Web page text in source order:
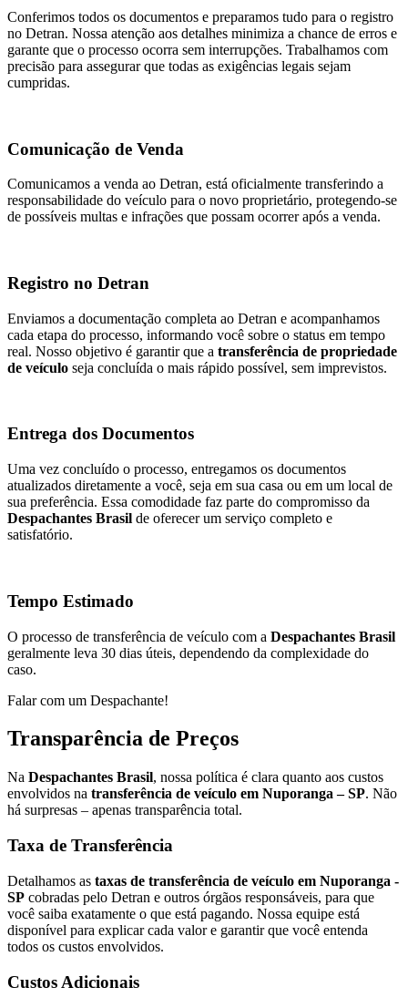
Conferimos todos os documentos e preparamos tudo para o registro
no Detran. Nossa atenção aos detalhes minimiza a chance de erros e
garante que o processo ocorra sem interrupções. Trabalhamos com
precisão para assegurar que todas as exigências legais sejam
cumpridas.
Comunicação de Venda
Comunicamos a venda ao Detran, está oficialmente transferindo a
responsabilidade do veículo para o novo proprietário, protegendo-se
de possíveis multas e infrações que possam ocorrer após a venda.
Registro no Detran
Enviamos a documentação completa ao Detran e acompanhamos
cada etapa do processo, informando você sobre o status em tempo
real. Nosso objetivo é garantir que a transferência de propriedade
de veículo seja concluída o mais rápido possível, sem imprevistos.
Entrega dos Documentos
Uma vez concluído o processo, entregamos os documentos
atualizados diretamente a você, seja em sua casa ou em um local de
sua preferência. Essa comodidade faz parte do compromisso da
Despachantes Brasil de oferecer um serviço completo e
satisfatório.
Tempo Estimado
O processo de transferência de veículo com a Despachantes Brasil
geralmente leva 30 dias úteis, dependendo da complexidade do
caso.
Falar com um Despachante!
Transparência de Preços
Na Despachantes Brasil, nossa política é clara quanto aos custos
envolvidos na transferência de veículo em Nuporanga – SP. Não
há surpresas – apenas transparência total.
Taxa de Transferência
Detalhamos as taxas de transferência de veículo em Nuporanga -
SP cobradas pelo Detran e outros órgãos responsáveis, para que
você saiba exatamente o que está pagando. Nossa equipe está
disponível para explicar cada valor e garantir que você entenda
todos os custos envolvidos.
Custos Adicionais